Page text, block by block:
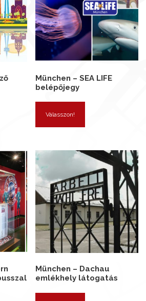
München – SEA LIFE
belépőjegy
Válasszon!
München – Dachau
emlékhely látogatás